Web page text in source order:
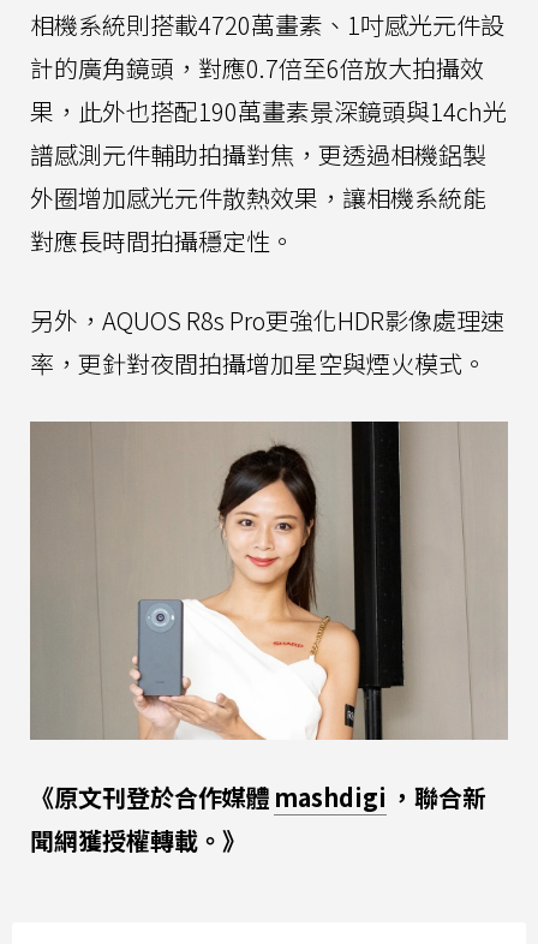
相機系統則搭載4720萬畫素、1吋感光元件設
計的廣角鏡頭，對應0.7倍至6倍放大拍攝效
果，此外也搭配190萬畫素景深鏡頭與14ch光
譜感測元件輔助拍攝對焦，更透過相機鋁製
外圈增加感光元件散熱效果，讓相機系統能
對應長時間拍攝穩定性。
另外，AQUOS R8s Pro更強化HDR影像處理速
率，更針對夜間拍攝增加星空與煙火模式。
《原文刊登於合作媒體 mashdigi ，聯合新
聞網獲授權轉載。》